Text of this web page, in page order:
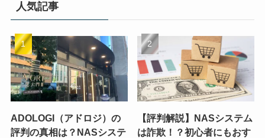
人気記事
ADOLOGI（アドロジ）の
評判の真相は？NASシステ
【評判解説】NASシステム
は詐欺！？初心者にもおす